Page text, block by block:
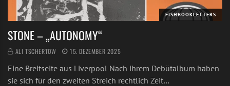
FISHBOOKLETTERS
STONE – „AUTONOMY“
ALI TSCHERTOW 15. DEZEMBER 2025
Eine Breitseite aus Liverpool Nach ihrem Debütalbum haben
sie sich für den zweiten Streich rechtlich Zeit…